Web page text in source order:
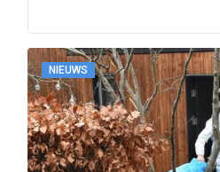
NIEUWS